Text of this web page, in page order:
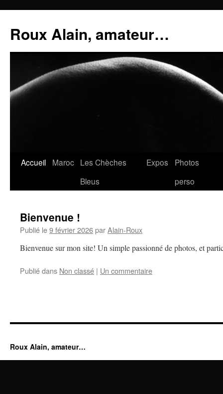
contenu
Roux Alain, amateur…
Accueil Maroc Les Chèches
Bleus
Expos
Photos
perso
Bienvenue !
Publié le9 février 2026parAlain-Roux
Bienvenue sur mon site! Un simple passionné de photos, et
Publié dans Non classé | Un commentaire
Roux Alain, amateur…